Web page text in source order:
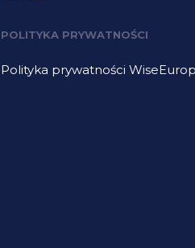
POLITYKA PRYWATNOŚCI
Polityka prywatności